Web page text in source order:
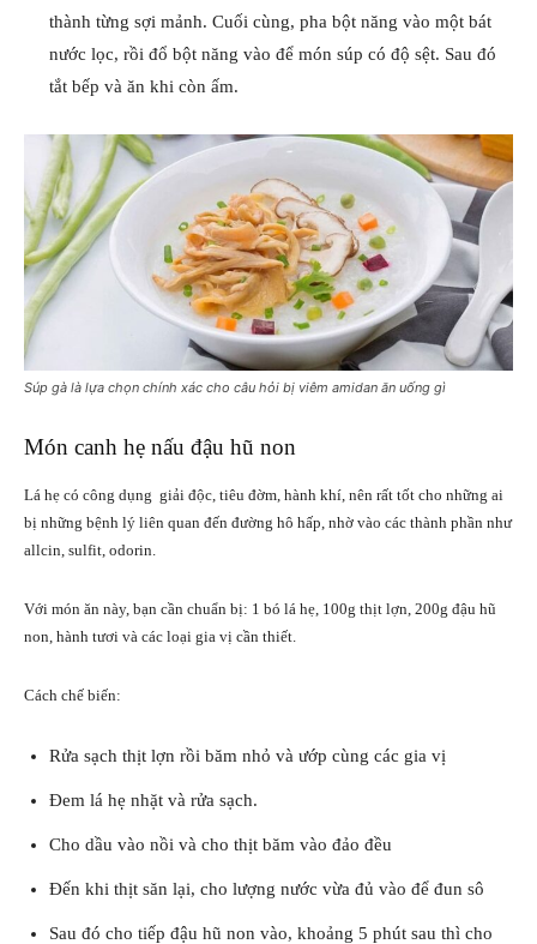
thành từng sợi mảnh. Cuối cùng, pha bột năng vào một bát
nước lọc, rồi đổ bột năng vào để món súp có độ sệt. Sau đó
tắt bếp và ăn khi còn ấm.
Súp gà là lựa chọn chính xác cho câu hỏi bị viêm amidan ăn uống gì
Món canh hẹ nấu đậu hũ non
Lá hẹ có công dụng giải độc, tiêu đờm, hành khí, nên rất tốt cho những ai
bị những bệnh lý liên quan đến đường hô hấp, nhờ vào các thành phần như
allcin, sulfit, odorin.
Với món ăn này, bạn cần chuẩn bị: 1 bó lá hẹ, 100g thịt lợn, 200g đậu hũ
non, hành tươi và các loại gia vị cần thiết.
Cách chế biến:
Rửa sạch thịt lợn rồi băm nhỏ và ướp cùng các gia vị
Đem lá hẹ nhặt và rửa sạch.
Cho dầu vào nồi và cho thịt băm vào đảo đều
Đến khi thịt săn lại, cho lượng nước vừa đủ vào để đun sô
Sau đó cho tiếp đậu hũ non vào, khoảng 5 phút sau thì cho